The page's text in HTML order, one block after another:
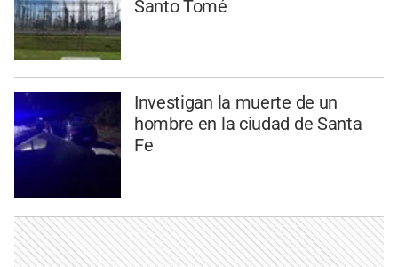
Santo Tomé
Investigan la muerte de un
hombre en la ciudad de Santa
Fe